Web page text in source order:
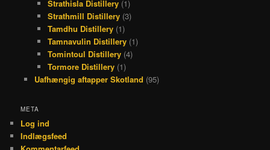
Strathisla Distillery (1)
Strathmill Distillery (3)
Tamdhu Distillery (1)
Tamnavulin Distillery (1)
Tomintoul Distillery (4)
Tormore Distillery (1)
Uafhængig aftapper Skotland (95)
META
Log ind
Indlægsfeed